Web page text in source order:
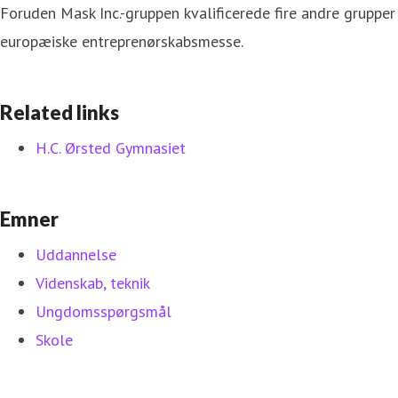
Foruden Mask Inc.-gruppen kvalificerede fire andre
europæiske entreprenørskabsmesse.
Related links
H.C. Ørsted Gymnasiet
Emner
Uddannelse
Videnskab, teknik
Ungdomsspørgsmål
Skole